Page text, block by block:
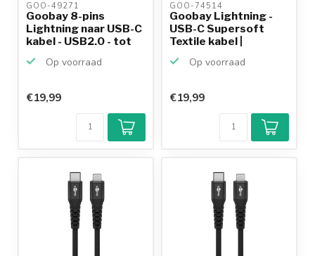
GOO-49271
Goobay 8-pins
Lightning naar USB-C
kabel - USB2.0 - tot
Op voorraad
€19,99
GOO-74514
Goobay Lightning -
USB-C Supersoft
Textile kabel |
Op voorraad
€19,99